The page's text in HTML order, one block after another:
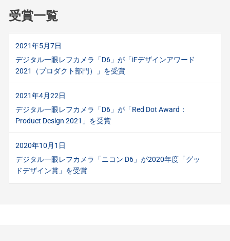
受賞一覧
2021年5月7日
デジタル一眼レフカメラ「D6」が「iFデザインアワード
2021（プロダクト部門）」を受賞
2021年4月22日
デジタル一眼レフカメラ「D6」が「Red Dot Award：
Product Design 2021」を受賞
2020年10月1日
デジタル一眼レフカメラ「ニコン D6」が2020年度「グッ
ドデザイン賞」を受賞